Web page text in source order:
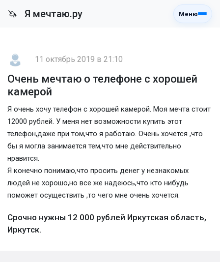
🦄 Я мечтаю.ру Меню
11 октябрь 2019 в 21:10
Очень мечтаю о телефоне с хорошей
камерой
Я очень хочу телефон с хорошей камерой. Моя мечта стоит
12000 рублей. У меня нет возможности купить этот
телефон,даже при том,что я работаю. Очень хочется ,что
бы я могла занимается тем,что мне действительно
нравится.
Я конечно понимаю,что просить денег у незнакомых
людей не хорошо,но все же надеюсь,что кто нибудь
поможет осуществить ,то чего мне очень хочется.
Срочно нужны 12 000 рублей Иркутская область,
Иркутск.